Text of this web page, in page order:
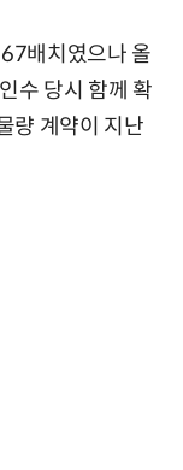
배치였으나 올
수 당시 함께 확
량 계약이 지난